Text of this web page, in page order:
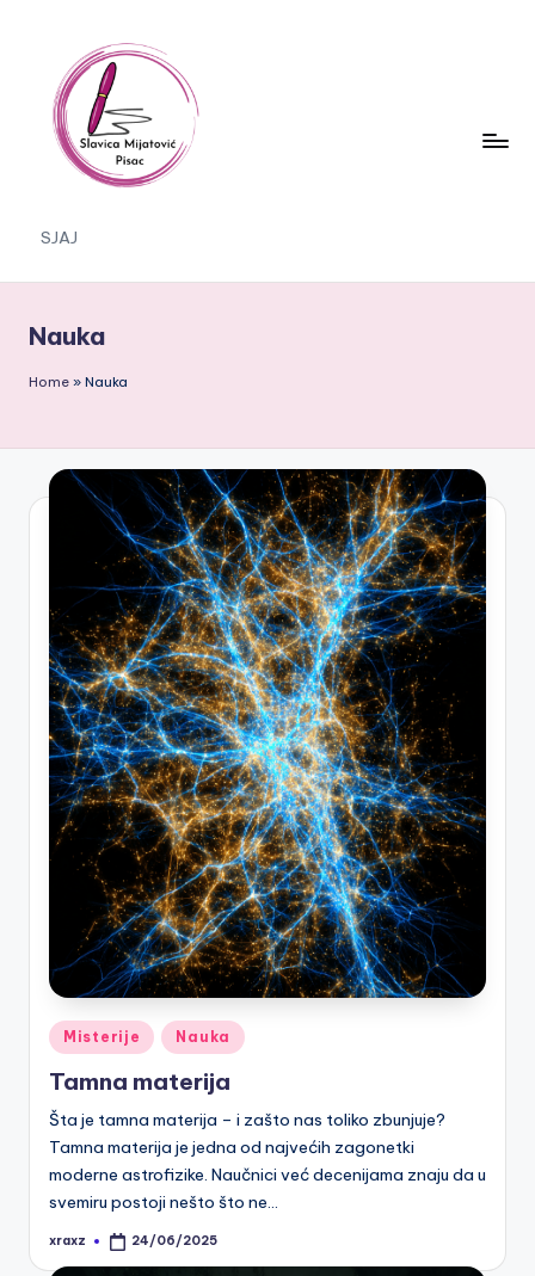
content
S
J
A
SJAJ
Nauka
Home » Nauka
Posted
in
Misterije Nauka
Tamna materija
Šta je tamna materija – i zašto nas toliko zbunjuje?
Tamna materija je jedna od najvećih zagonetki
moderne astrofizike. Naučnici već decenijama znaju da u
svemiru postoji nešto što ne…
Posted
xraxz 24/06/2025